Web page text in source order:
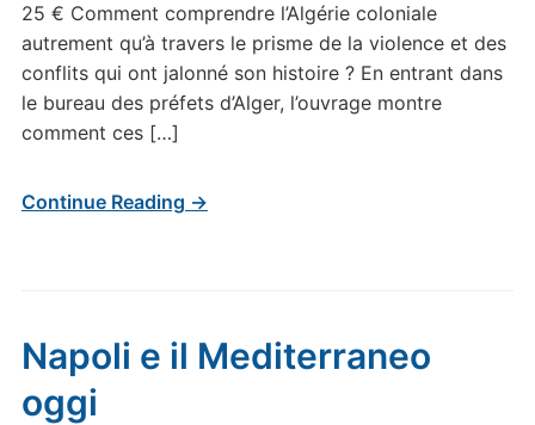
25 € Comment comprendre l’Algérie coloniale
autrement qu’à travers le prisme de la violence et des
conflits qui ont jalonné son histoire ? En entrant dans
le bureau des préfets d’Alger, l’ouvrage montre
comment ces […]
Continue Reading →
Napoli e il Mediterraneo
oggi